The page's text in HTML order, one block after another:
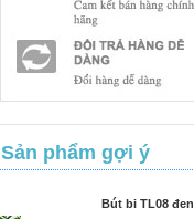
Sản phẩm gợi ý
Bút bi TL08 đen